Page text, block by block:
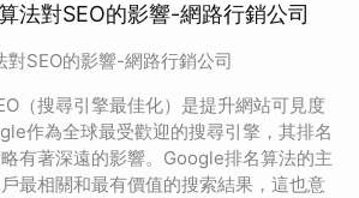
法對SEO的影響-網路行銷公司
SEO的影響-網路行銷公司
（搜尋引擎最佳化）是提升網站可見度
作為全球最受歡迎的搜尋引擎，其排名
有著深遠的影響。Google排名算法的主
最相關和最有價值的搜索結果，這也意